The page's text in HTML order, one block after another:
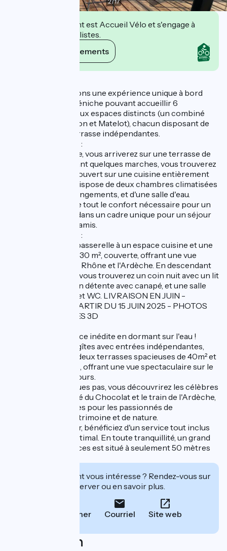
Cet établissement est Accueil Vélo et s'engage à
accueillir des cyclistes.
Voir ses engagements
Nous vous proposons une expérience unique à bord
d'une magnifique péniche pouvant accueillir 6
personnes, avec deux espaces distincts (un combiné
des gîtes Moussaillon et Matelot), chacun disposant de
son entrée et sa terrasse indépendantes.
Espace pour 4 pers :
Depuis la passerelle, vous arriverez sur une terrasse de
40 m². En descendant quelques marches, vous trouverez
un salon lumineux, ouvert sur une cuisine entièrement
équipée. L'espace dispose de deux chambres climatisées
(10 et 11 m²), avec rangements, et d'une salle d'eau.
Cette péniche offre tout le confort nécessaire pour un
séjour inoubliable dans un cadre unique pour un séjour
en famille ou entre amis.
Espace pour 2 pers :
Accédez depuis la passerelle à un espace cuisine et une
grande terrasse de 30 m², couverte, offrant une vue
panoramique sur le Rhône et l'Ardèche. En descendant
quelques marches, vous trouverez un coin nuit avec un lit
en 160x200, un coin détente avec canapé, et une salle
d'eau avec douche et WC. LIVRAISON EN JUIN -
RÉSERVATION À PARTIR DU 15 JUIN 2025 - PHOTOS
CONTRACTUELLES 3D
Vivez une expérience inédite en dormant sur l'eau !
Composé de deux gîtes avec entrées indépendantes,
vous profiterez de deux terrasses spacieuses de 40m² et
30m², sans vis-à-vis, offrant une vue spectaculaire sur le
Rhône et ses alentours.
À seulement quelques pas, vous découvrirez les célèbres
caves de Tain, la Cité du Chocolat et le train de l'Ardèche,
des incontournables pour les passionnés de
gastronomie, de patrimoine et de nature.
Durant votre séjour, bénéficiez d'un service tout inclus
pour un confort optimal. En toute tranquillité, un grand
parking de 200 places est situé à seulement 50 mètres
Cet établissement vous intéresse ? Rendez-vous sur
leur site pour réserver ou en savoir plus.
Téléphoner Courriel Site web
Localisation